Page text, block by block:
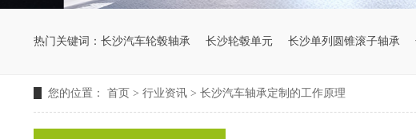
热门关键词： 长沙汽车轮毂轴承 长沙轮毂单元 长沙单列圆锥滚子轴承
您的位置： 首页 > 行业资讯 > 长沙汽车轴承定制的工作原理